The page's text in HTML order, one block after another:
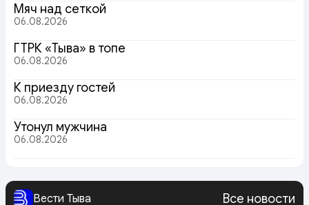
Мяч над сеткой
06.08.2026
ГТРК «Тыва» в топе
06.08.2026
К приезду гостей
06.08.2026
Утонул мужчина
06.08.2026
Вести Тыва Все новости